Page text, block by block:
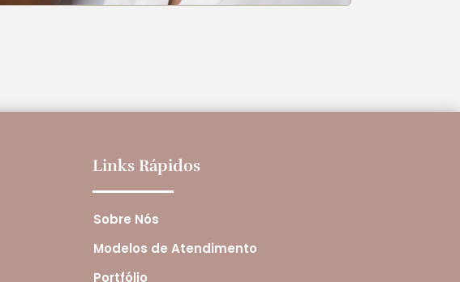
Links Rápidos
Sobre Nós
Modelos de Atendimento
Portfólio